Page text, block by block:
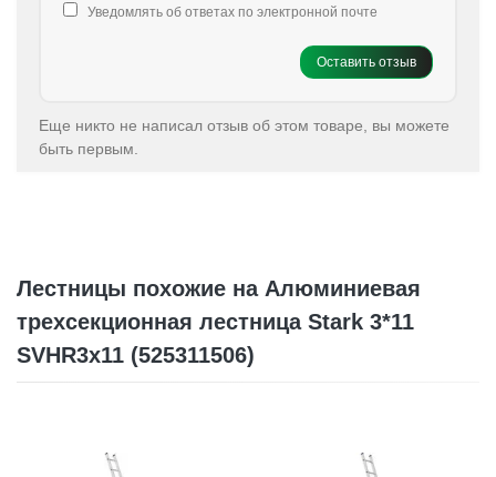
Уведомлять об ответах по электронной почте
Оставить отзыв
Еще никто не написал отзыв об этом товаре, вы можете
быть первым.
Лестницы похожие на Алюминиевая
трехсекционная лестница Stark 3*11
SVHR3x11 (525311506)